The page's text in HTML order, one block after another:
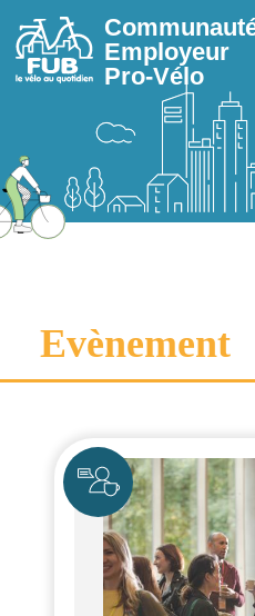
Aller au contenu principal
Employeur
Pro-Vélo
Evènement
Icône